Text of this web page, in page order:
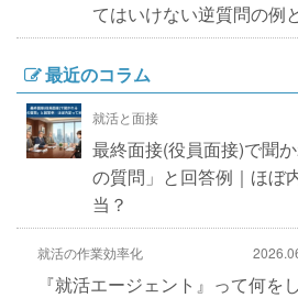
てはいけない逆質問の例
最近のコラム
就活と面接
最終面接(役員面接)で聞
の質問」と回答例｜ほぼ
当？
就活の作業効率化
『就活エージェント』って何を